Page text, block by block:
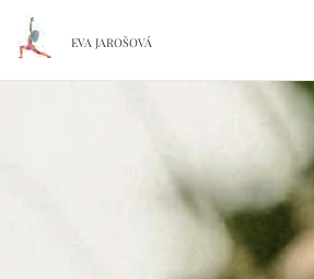
EVA JAROŠOVÁ